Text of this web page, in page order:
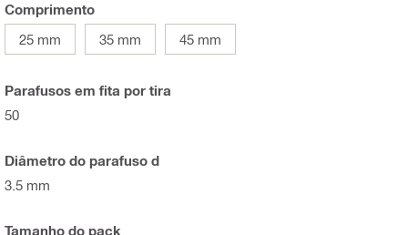
Comprimento
25 mm
35 mm 45 mm
Parafusos em fita por tira
50
Diâmetro do parafuso d
3.5 mm
Tamanho do pack